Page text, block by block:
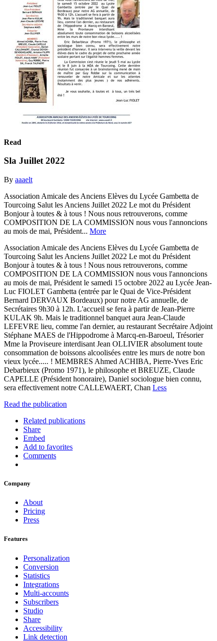
Read
Sla Juillet 2022
By aaaelt
Association Amicale des Anciens Elèves du Lycée Gambetta de
Tourcoing Salut les Anciens Juillet 2022 Le mot du Président
Bonjour à toutes & à tous ! Nous nous retrouverons, comme
COMPOSITION DE LA COMMISSION nous vous l'annoncions
au mois de mai, Président... More
Association Amicale des Anciens Elèves du Lycée Gambetta de
Tourcoing Salut les Anciens Juillet 2022 Le mot du Président
Bonjour à toutes & à tous ! Nous nous retrouverons, comme
COMPOSITION DE LA COMMISSION nous vous l'annoncions
au mois de mai, Président le samedi 15 octobre 2022 au Lycée Jean-
Luc FIOLET Gambetta (entrée par le Quai de Vice-Président
Bernard DERVAUX Bordeaux) pour notre AG annuelle, de
Secrétaires 9h30 à 12h. L'accueil se fera à partir de Jean-Pierre
KULAK 9h. Mais le traditionnel banquet aura Jean-Claude
LEFEVRE lieu, comme l'an dernier, au restaurant Secrétaire Adjoint
Stéphane MAES de l'Hippodrome à Marcq-en-Baroeul, Trésorier
Mme la Proviseure interdisant Jean OLLIVIER absolument toute
consommation de boissons alcoolisées entre les murs de notre bon
vieux lycée..... ! MEMBRES Ahmed ACHIBA, Pierre-Yves Eric
Debarbieux (Promo 1971), le philosophe et BREUZE, Claude
CAPELLE (Président honoraire), Daniel sociologue bien connu,
sera effectivement notre CALLEWAERT, Chan Less
Read the publication
Related publications
Share
Embed
Add to favorites
Comments
Company
About
Pricing
Press
Features
Personalization
Conversion
Statistics
Integrations
Multi-accounts
Subscribers
Studio
Share
Accessibility
Link detection